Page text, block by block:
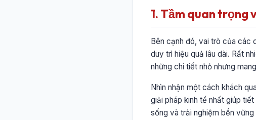
1. Tầm quan trọng
Bên cạnh đó, vai trò của các
duy trì hiệu quả lâu dài. Rất
những chi tiết nhỏ nhưng
Nhìn nhận một cách khách
giải pháp kinh tế nhất giúp
sống và trải nghiệm bền vững